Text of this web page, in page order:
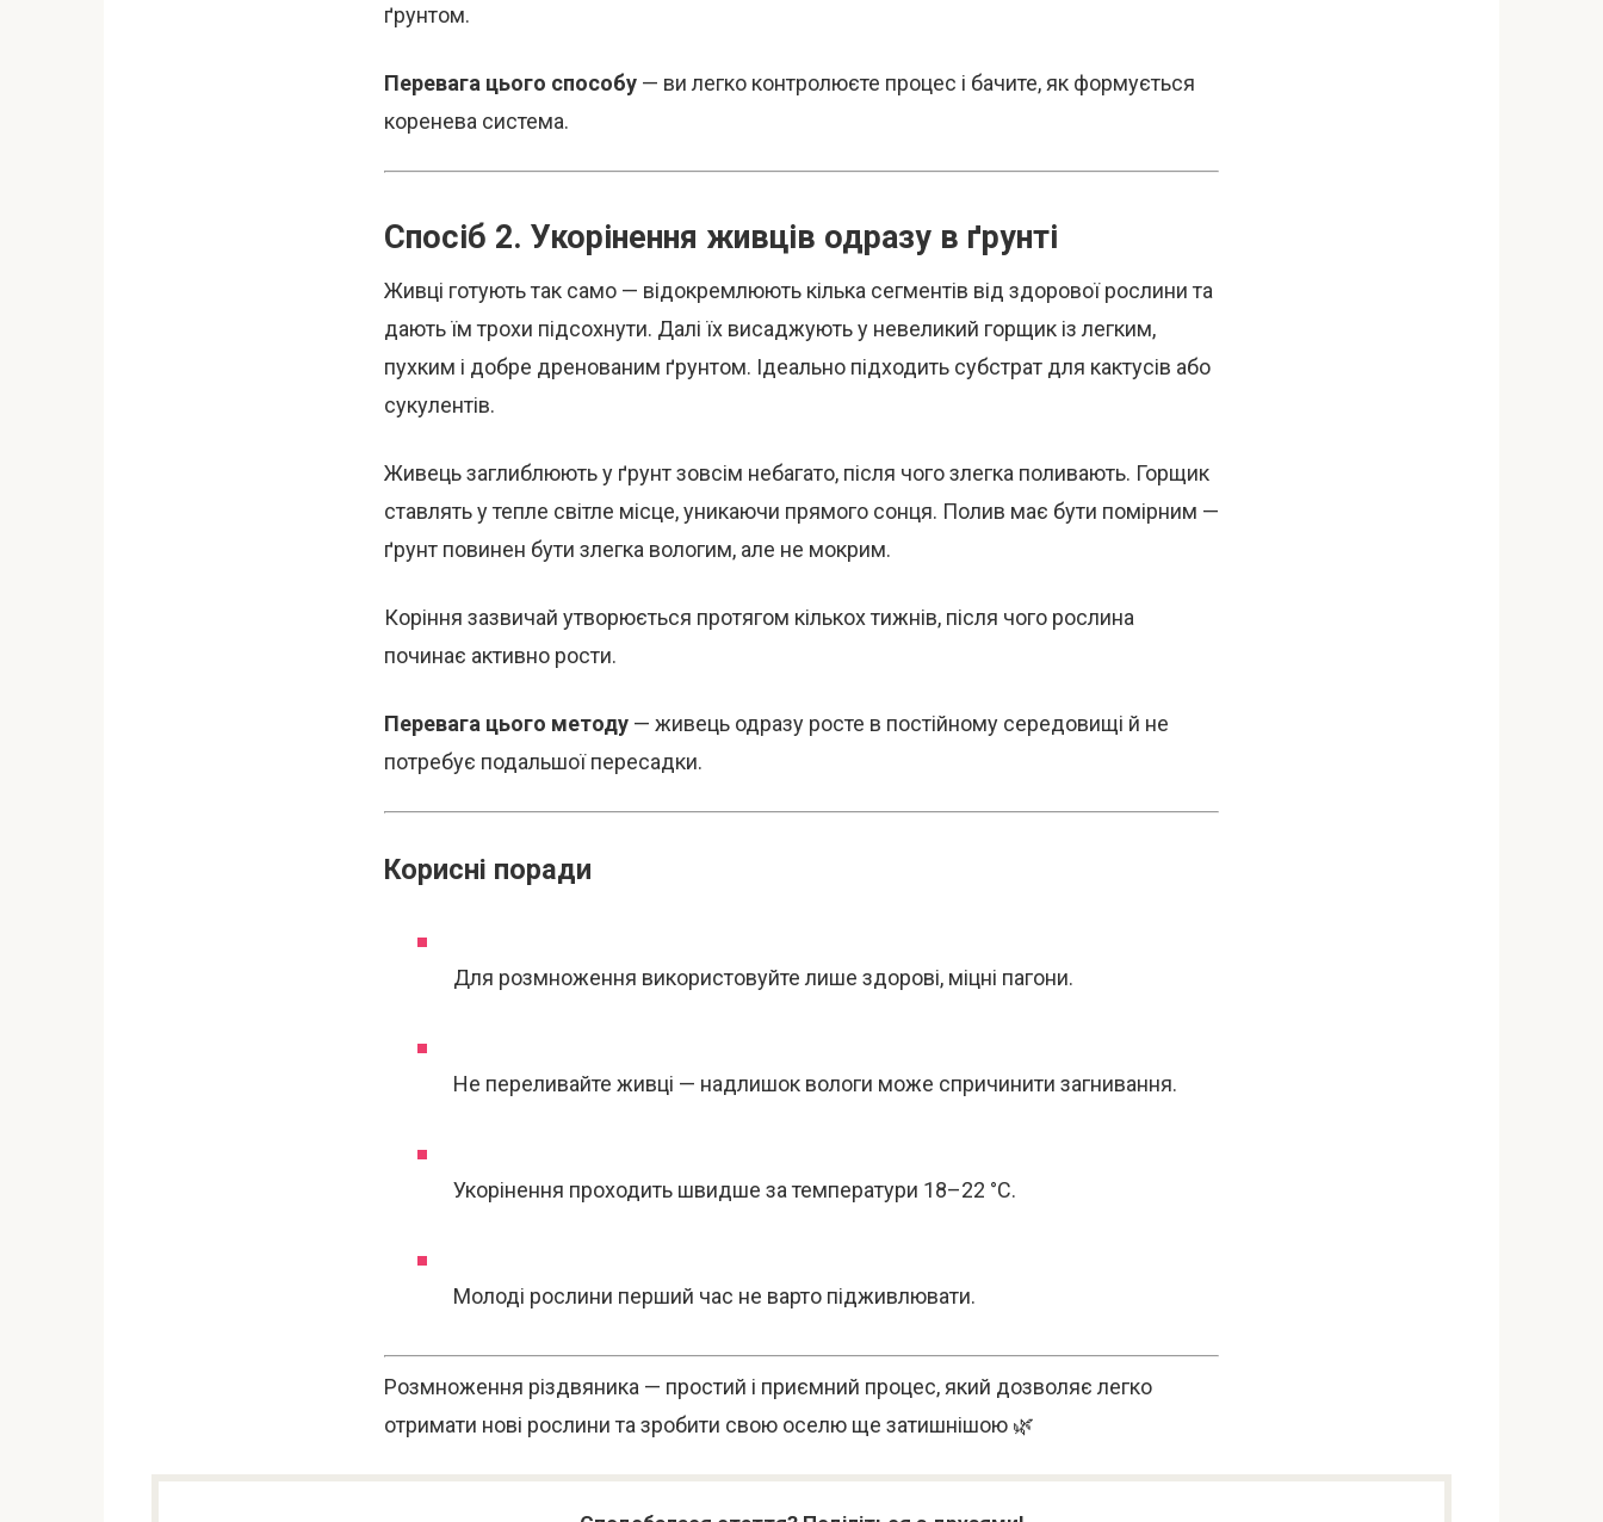
ґрунтом.
Перевага цього способу — ви легко контролюєте процес і бачите, як формується
коренева система.
Спосіб 2. Укорінення живців одразу в ґрунті
Живці готують так само — відокремлюють кілька сегментів від здорової рослини та
дають їм трохи підсохнути. Далі їх висаджують у невеликий горщик із легким,
пухким і добре дренованим ґрунтом. Ідеально підходить субстрат для кактусів або
сукулентів.
Живець заглиблюють у ґрунт зовсім небагато, після чого злегка поливають. Горщик
ставлять у тепле світле місце, уникаючи прямого сонця. Полив має бути помірним —
ґрунт повинен бути злегка вологим, але не мокрим.
Коріння зазвичай утворюється протягом кількох тижнів, після чого рослина
починає активно рости.
Перевага цього методу — живець одразу росте в постійному середовищі й не
потребує подальшої пересадки.
Корисні поради
Для розмноження використовуйте лише здорові, міцні пагони.
Не переливайте живці — надлишок вологи може спричинити загнивання.
Укорінення проходить швидше за температури 18–22 °C.
Молоді рослини перший час не варто підживлювати.
Розмноження різдвяника — простий і приємний процес, який дозволяє легко
отримати нові рослини та зробити свою оселю ще затишнішою 🌿